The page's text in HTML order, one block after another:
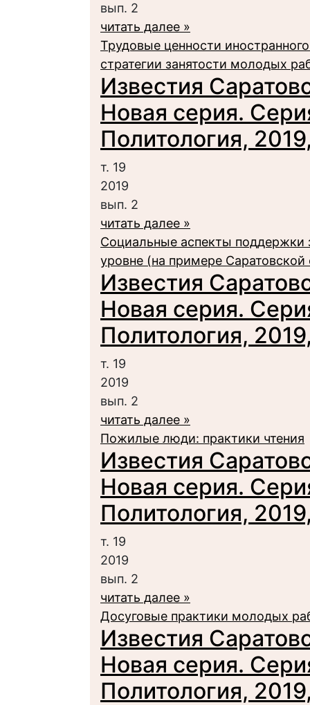
вып. 2
читать далее »
Трудовые ценности
стратегии занятости молодых
Известия
Новая серия.
Политология,
т. 19
2019
вып. 2
читать далее »
Социальные аспекты поддержки
уровне (на примере Саратовской
Известия
Новая серия.
Политология,
т. 19
2019
вып. 2
читать далее »
Пожилые люди: практики чтения
Известия
Новая серия.
Политология,
т. 19
2019
вып. 2
читать далее »
Досуговые практики молодых
Известия
Новая серия.
Политология,